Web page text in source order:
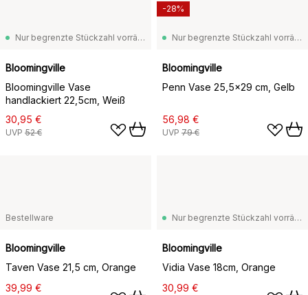
Nur begrenzte Stückzahl vorrätig
Bloomingville
Bloomingville Vase
handlackiert 22,5cm, Weiß
30,95 €
UVP 52 €
Nur begrenzte Stückzahl vorrätig
Bloomingville
Penn Vase 25,5x29 cm, Gelb
56,98 €
UVP 79 €
-28%
Bestellware
Bloomingville
Taven Vase 21,5 cm, Orange
39,99 €
Nur begrenzte Stückzahl vorrätig
Bloomingville
Vidia Vase 18cm, Orange
30,99 €